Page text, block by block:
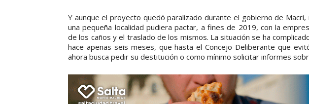
Y aunque el proyecto quedó paralizado durante el gobierno de
una pequeña localidad pudiera pactar, a fines de 2019, con la
de los caños y el traslado de los mismos. La situación se ha
hace apenas seis meses, que hasta el Concejo Deliberante que
ahora busca pedir su destitución o como mínimo solicitar informes